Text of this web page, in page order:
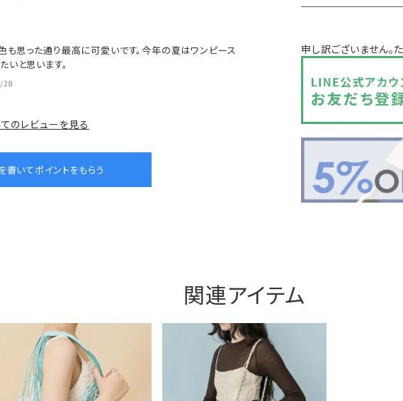
28
も思った通り最高に可愛いです。今年の夏はワンピース
いと思います。
のレビューを見る
申し訳ございません。
関連アイテム